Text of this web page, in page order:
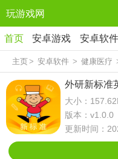
玩游戏网
首页 安卓游戏 安卓软件
主页> 安卓软件 > 健康医疗
外研新标准
大小：
版本：v1.0.0
更新时间：